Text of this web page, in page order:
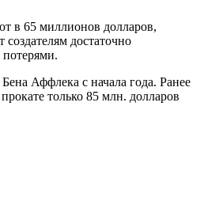
в 65 миллионов долларов,
создателям достаточно
Аффлека с начала года. Ранее
только 85 млн. долларов